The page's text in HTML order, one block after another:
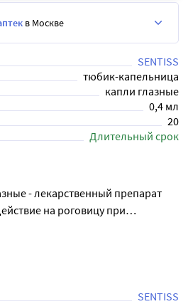
SENTISS
тюбик-капельница
капли глазные
0,4 мл
20
Длительный срок
препарат
на роговицу при
жидкости или при
свойствами любриканта, что
и покраснение глаза. Эти
поверхности слёзной
в Москве
SENTISS